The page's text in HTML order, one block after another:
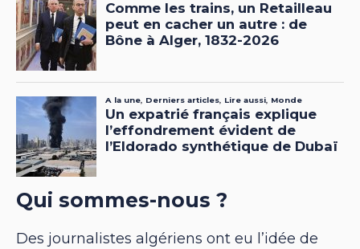
Qui sommes-nous ?
Des journalistes algériens ont eu l’idée de